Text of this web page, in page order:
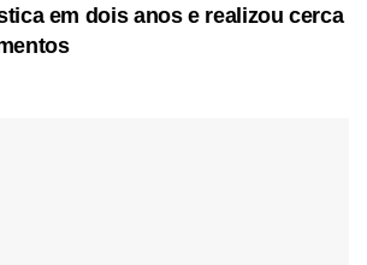
em dois anos e realizou cerca